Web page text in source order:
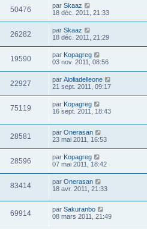
50476 par Skaaz
18 déc. 2011, 21:33
26282 par Skaaz
18 déc. 2011, 21:29
19590 par Kopagreg
03 nov. 2011, 08:56
22927 par Aioliadelleone
21 sept. 2011, 09:17
75119 par Kopagreg
16 sept. 2011, 18:43
28581 par Onerasan
23 mai 2011, 16:53
28596 par Kopagreg
07 mai 2011, 18:42
83414 par Onerasan
18 avr. 2011, 21:33
69914 par Sakuranbo
08 mars 2011, 21:49